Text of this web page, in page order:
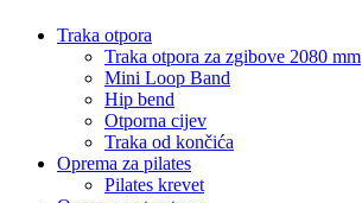
Traka otpora
Traka otpora za zgibove 2080 mm
Mini Loop Band
Hip bend
Otporna cijev
Traka od končića
Oprema za pilates
Pilates krevet